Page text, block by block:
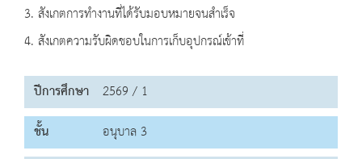
3. สังเกตการทำงานที่ได้รับมอบหมายจนสำเร็จ
4. สังเกตความรับผิดชอบในการเก็บอุปกรณ์เข้าที่
ปีการศึกษา 2569 / 1
ชั้น
อนุบาล 3